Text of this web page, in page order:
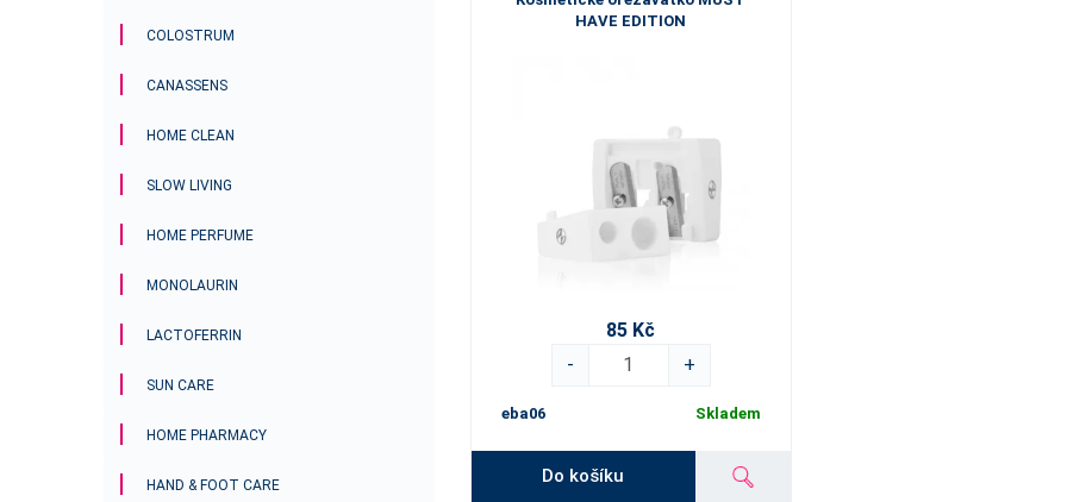
COLOSTRUM
CANASSENS
HOME CLEAN
SLOW LIVING
HOME PERFUME
MONOLAURIN
LACTOFERRIN
SUN CARE
HOME PHARMACY
HAND & FOOT CARE
HAVE EDITION
85 Kč
-
+
eba06 Skladem
Do košíku